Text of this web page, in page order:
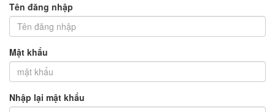
Tên đăng nhập
Mật khẩu
Nhập lại mật khẩu